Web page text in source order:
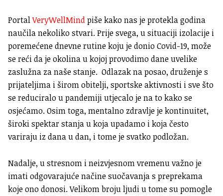
PortalVeryWellMindpiše kako nas je protekla godina
naučila nekoliko stvari. Prije svega, u situaciji izolacije i
poremećene dnevne rutine koju je donio Covid-19, može
se reći da je okolina u kojoj provodimo dane uvelike
zaslužna za naše stanje. Odlazak na posao, druženje s
prijateljima i širom obitelji, sportske aktivnosti i sve što
se reduciralo u pandemiji utjecalo je na to kako se
osjećamo. Osim toga, mentalno zdravlje je kontinuitet,
široki spektar stanja u koja upadamo i koja često
variraju iz dana u dan, i tome je svatko podložan.
Nadalje, u stresnom i neizvjesnom vremenu važno je
imati odgovarajuće načine suočavanja s preprekama
koje ono donosi. Velikom broju ljudi u tome su pomogle